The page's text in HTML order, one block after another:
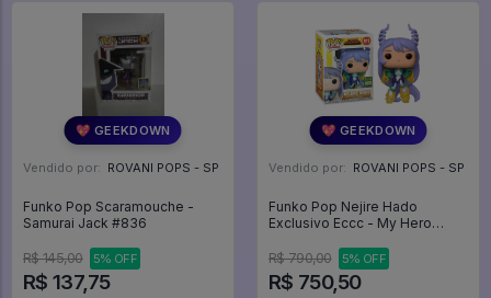
💖 GEEKDOWN
Vendido por: ROVANI POPS - SP
Funko Pop Scaramouche -
Samurai Jack #836
R$ 145,00 5% OFF
R$ 137,75
💖 GEEKDOWN
Vendido por: ROVANI POPS - SP
Funko Pop Nejire Hado
Exclusivo Eccc - My Hero
R$ 790,00
5% OFF
R$ 750,50